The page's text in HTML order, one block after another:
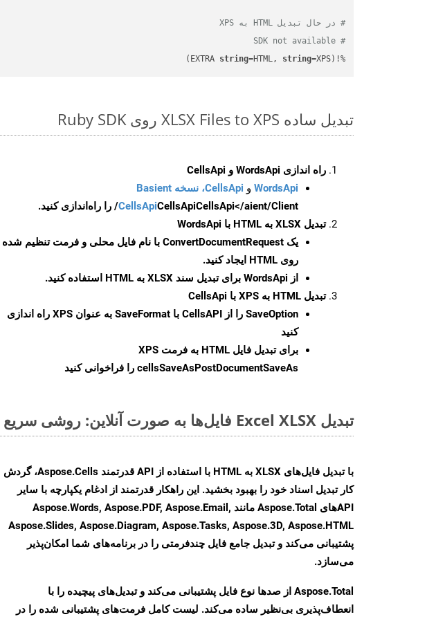
# در حال تبدیل HTML به XPS
# SDK not available
%!(EXTRA
string=HTML, string=XPS)
تبدیل ساده XLSX Files to XPS روی Ruby SDK
راه اندازی WordsApi و CellsApi
WordsApi و CellsApi، نسخه Basient
CellsApiCellsApiCellsApi</aient/Client/ را راه‌اندازی کنید.
تبدیل XLSX به HTML با WordsApi
یک ConvertDocumentRequest با نام فایل محلی و فرمت تنظیم شده
روی HTML ایجاد کنید.
از WordsApi برای تبدیل سند XLSX به HTML استفاده کنید.
تبدیل HTML به XPS با CellsApi
SaveOption
را از CellsAPI با SaveFormat به عنوان XPS راه اندازی
کنید
برای تبدیل فایل HTML به فرمت
XPS
cellsSaveAsPostDocumentSaveAs را فراخوانی کنید
تبدیل Excel XLSX فایل‌ها به صورت آنلاین: روشی سریع و آسان
با تبدیل فایل‌های XLSX به HTML با استفاده از API قدرتمند Aspose.Cells، گردش
کار تبدیل اسناد خود را بهبود بخشید. این راهکار قدرتمند از ادغام یکپارچه با سایر
APIهای Aspose.Total مانند Aspose.Words, Aspose.PDF, Aspose.Email,
Aspose.Slides, Aspose.Diagram, Aspose.Tasks, Aspose.3D, Aspose.HTML
پشتیبانی می‌کند و تبدیل جامع فایل چندفرمتی را در برنامه‌های شما امکان‌پذیر
می‌سازد.
Aspose.Total از صدها نوع فایل پشتیبانی می‌کند و تبدیل‌های پیچیده را با
انعطاف‌پذیری بی‌نظیر ساده می‌کند. لیست کامل فرمت‌های پشتیبانی شده را در